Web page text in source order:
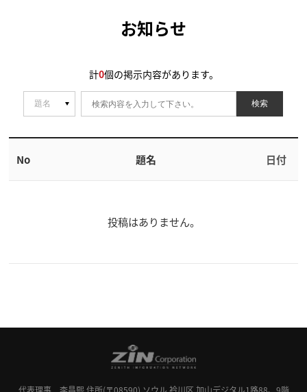
お知らせ
計0個の掲示内容があります。
検索
No 題名 日付
投稿はありません。